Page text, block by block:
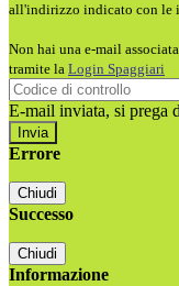
all'indirizzo indicato con le
Non hai una e-mail
tramite la Login Spaggiari
E-mail inviata, si prega
Errore
Chiudi
Successo
Chiudi
Informazione